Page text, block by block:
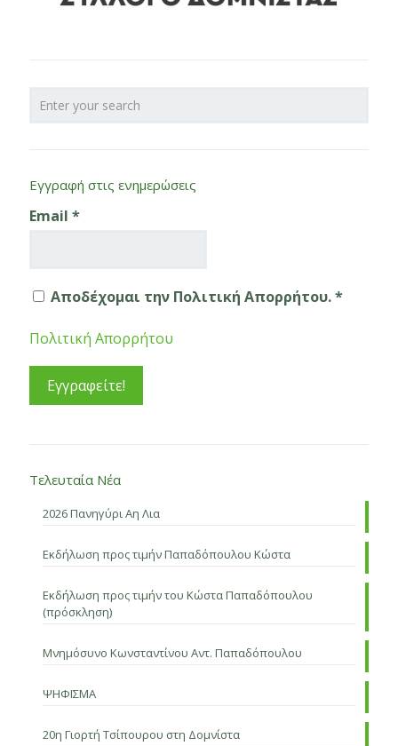
Εγγραφή στις ενημερώσεις
Email *
Αποδέχομαι την Πολιτική Απορρήτου. *
Πολιτική Απορρήτου
Τελευταία Νέα
2026 Πανηγύρι Αη Λια
Εκδήλωση προς τιμήν Παπαδόπουλου Κώστα
Εκδήλωση προς τιμήν του Κώστα Παπαδόπουλου
(πρόσκληση)
Μνημόσυνο Κωνσταντίνου Αντ. Παπαδόπουλου
ΨΗΦΙΣΜΑ
20η Γιορτή Τσίπουρου στη Δομνίστα